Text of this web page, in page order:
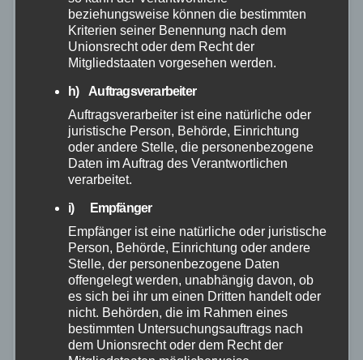
FEUERWEHR WESTERWALD
Blaulichtbande startet: Neue Bambini-
Feuerwehr begeistert im
Verbandsgemeindegebiet Montabaur
22. MAI 2026
Christian Schmidtke, Leiter der Bambini-Feuerwehr,
erinnerte bei der Vorstellung an den Start im
vergangenen August. Seitdem ist die neue Gruppe für
Mädchen und Jungen im Alter zwischen sechs und
neun…
beziehungsweise können die bestimmten
Kriterien seiner Benennung nach dem
Unionsrecht oder dem Recht der
Mitgliedstaaten vorgesehen werden.
h) Auftragsverarbeiter
Auftragsverarbeiter ist eine natürliche oder
juristische Person, Behörde, Einrichtung
oder andere Stelle, die personenbezogene
Daten im Auftrag des Verantwortlichen
verarbeitet.
i) Empfänger
Empfänger ist eine natürliche oder juristische
Person, Behörde, Einrichtung oder andere
Stelle, der personenbezogene Daten
offengelegt werden, unabhängig davon, ob
es sich bei ihr um einen Dritten handelt oder
nicht. Behörden, die im Rahmen eines
bestimmten Untersuchungsauftrags nach
dem Unionsrecht oder dem Recht der